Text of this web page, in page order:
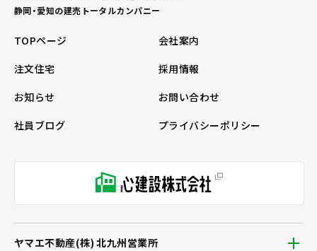
静岡・愛知の建売トータルカンパニー
TOPページ
会社案内
注文住宅
採用情報
お知らせ
お問い合わせ
社員ブログ
プライバシーポリシー
ヤマエ不動産(株) 北九州営業所